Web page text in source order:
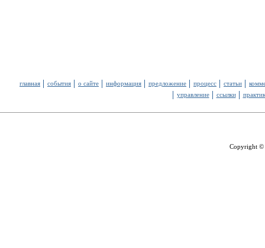
главная события о сайте информация предложение процесс статьи
управление
ссылки
Copyright ©